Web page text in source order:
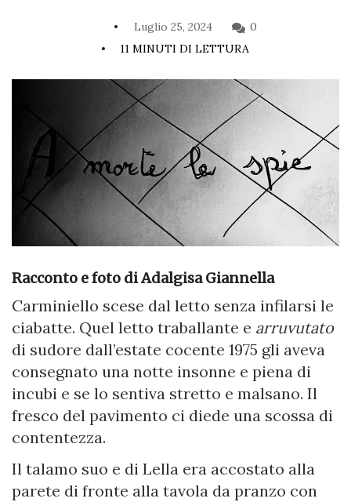
Luglio 25, 2024
0
11 MINUTI DI LETTURA
Racconto e foto di Adalgisa Giannella
Carminiello scese dal letto senza infilarsi le
ciabatte. Quel letto traballante e arruvutato
di sudore dall’estate cocente 1975 gli aveva
consegnato una notte insonne e piena di
incubi e se lo sentiva stretto e malsano. Il
fresco del pavimento ci diede una scossa di
contentezza.
Il talamo suo e di Lella era accostato alla
parete di fronte alla tavola da pranzo con